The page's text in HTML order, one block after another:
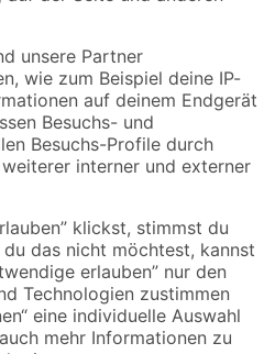
Versandarten